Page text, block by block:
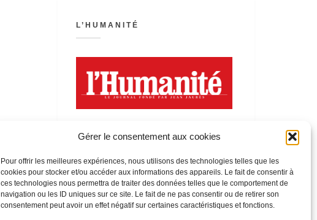
Gérer le consentement aux cookies
Pour offrir les meilleures expériences, nous utilisons des technologies telles que les
cookies pour stocker et/ou accéder aux informations des appareils. Le fait de consentir à
ces technologies nous permettra de traiter des données telles que le comportement de
navigation ou les ID uniques sur ce site. Le fait de ne pas consentir ou de retirer son
consentement peut avoir un effet négatif sur certaines caractéristiques et fonctions.
L’HUMANITÉ
LA FÊTE DE L’HUMANITÉ